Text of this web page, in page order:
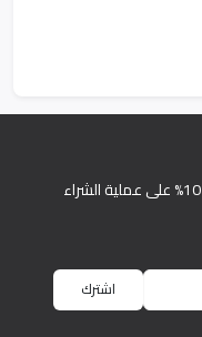
انضم الآن واحصل على خصم 10% على عملية الشراء
اشترك